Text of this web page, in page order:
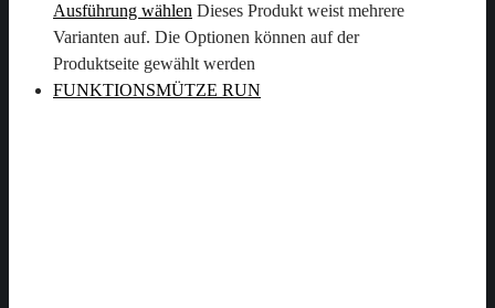
Ausführung wählen Dieses Produkt weist mehrere
Varianten auf. Die Optionen können auf der
Produktseite gewählt werden
FUNKTIONSMÜTZE RUN